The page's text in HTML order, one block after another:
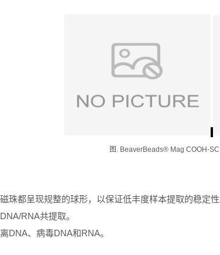
图. BeaverBeads® Mag COOH-
珠都呈现规整的球形，以保证低丰度样本提取的稳定性
RNA共提取。
DNA、病毒DNA和RNA。